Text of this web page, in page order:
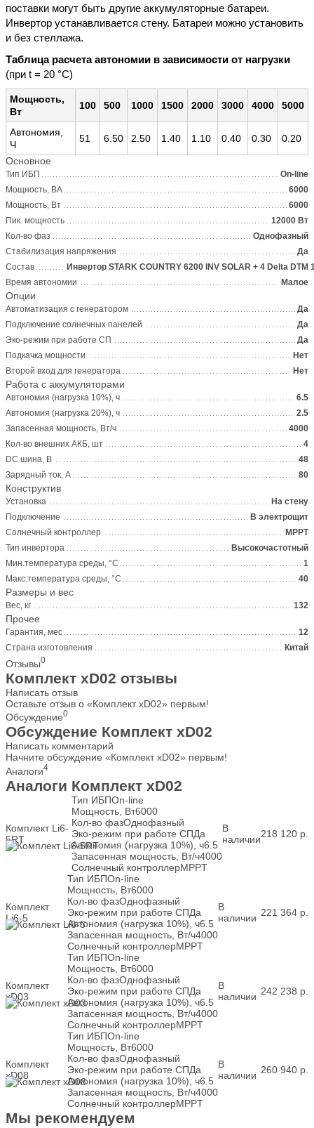
поставки могут быть другие аккумуляторные батареи.
Инвертор устанавливается стену. Батареи можно установить
и без стеллажа.
Таблица расчета автономии в зависимости от нагрузки
(при t = 20 °С)
Мощность,
Вт
100 500 1000 1500 2000 3000 4000 5000
Автономия,
Ч
51 6.50 2.50 1.40 1.10 0.40 0.30
0.20
Основное
Тип ИБП
On-line
Мощность, ВА
6000
Мощность, Вт
6000
Пик. мощность
12000 Вт
Кол-во фаз
Однофазный
Стабилизация напряжения
Да
Состав
Инвертор STARK COUNTRY 6200 INV SOLAR + 4 Delta DTM
Время автономии
Малое
Опции
Автоматизация с генератором
Да
Подключение солнечных панелей
Да
Эко-режим при работе СП
Да
Подкачка мощности
Нет
Второй вход для генератора
Нет
Работа с аккумуляторами
Автономия (нагрузка 10%), ч
6.5
Автономия (нагрузка 20%), ч
2.5
Запасенная мощность, Вт/ч
4000
Кол-во внешних АКБ, шт
4
DC шина, В
48
Зарядный ток, А
80
Конструктив
Установка
На стену
Подключение
В электрощит
Солнечный контроллер
MPPT
Тип инвертора
Высокочастотный
Мин.температура среды, °С
1
Макс.температура среды, °С
40
Размеры и вес
Вес, кг 132
Прочее
Гарантия, мес
12
Страна изготовления
Китай
Отзывы0
Комплект xD02 отзывы
Написать отзыв
Оставьте отзыв о «Комплект xD02» первым!
Обсуждение0
Обсуждение Комплект xD02
Написать комментарий
Начните обсуждение «Комплект xD02» первым!
Аналоги4
Аналоги Комплект xD02
Комплект Li6-
5RT
Тип ИБПOn-line
Мощность, Вт6000
Кол-во фазОднофазный
Эко-режим при работе СПДа
Автономия (нагрузка 10%), ч6.5
Запасенная мощность, Вт/ч4000
Солнечный контроллерMPPT
В
наличии218 120 р.
Комплект
Li6-5
Тип ИБПOn-line
Мощность, Вт6000
Кол-во фазОднофазный
Эко-режим при работе СПДа
Автономия (нагрузка 10%), ч6.5
Запасенная мощность, Вт/ч4000
Солнечный контроллерMPPT
В
наличии 221 364 р.
Комплект
xD03
Тип ИБПOn-line
Мощность, Вт6000
Кол-во фазОднофазный
Эко-режим при работе СПДа
Автономия (нагрузка 10%), ч6.5
Запасенная мощность, Вт/ч4000
Солнечный контроллерMPPT
В
наличии 242 238 р.
Комплект
xD08
Тип ИБПOn-line
Мощность, Вт6000
Кол-во фазОднофазный
Эко-режим при работе СПДа
Автономия (нагрузка 10%), ч6.5
Запасенная мощность, Вт/ч4000
Солнечный контроллерMPPT
В
наличии 260 940 р.
Мы рекомендуем